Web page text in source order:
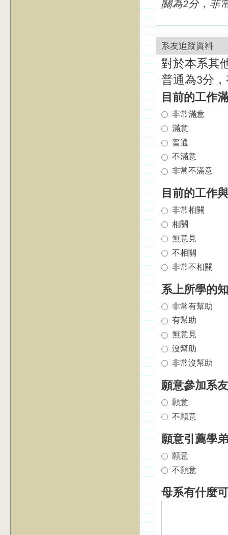
關為2分，非
系友追蹤資料
對於本系其
普通為3分
目前的工作
非常滿意
滿意
普通
不滿意
非常不滿意
目前的工作
非常相關
相關
無意見
不相關
非常不相關
系上所學的
非常有幫助
有幫助
無意見
沒幫助
非常沒幫助
願意參加系
願意
不願意
願意引薦學
願意
不願意
母系有什麼